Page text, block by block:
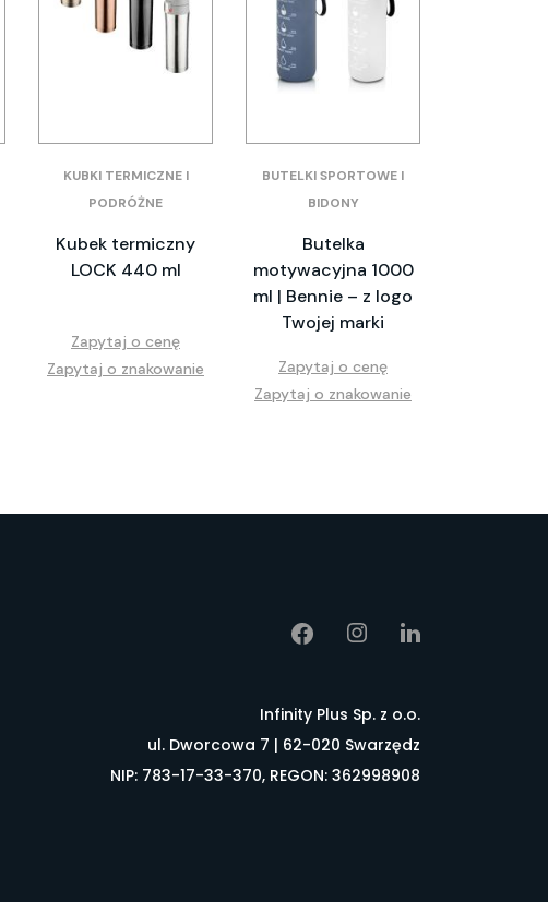
KUBKI TERMICZNE I
PODRÓŻNE
Kubek termiczny
LOCK 440 ml
Zapytaj o cenę
Zapytaj o znakowanie
BUTELKI SPORTOWE I
BIDONY
Butelka
motywacyjna 1000
ml | Bennie – z logo
Twojej marki
Zapytaj o cenę
Zapytaj o znakowanie
Infinity Plus Sp. z o.o.
ul. Dworcowa 7 | 62-020 Swarzędz
NIP: 783-17-33-370, REGON: 362998908